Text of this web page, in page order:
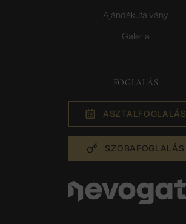
Ajándékutalvány
Galéria
FOGLALÁS
ASZTAL­FOGLALÁS
SZOBA­FOGLALÁS